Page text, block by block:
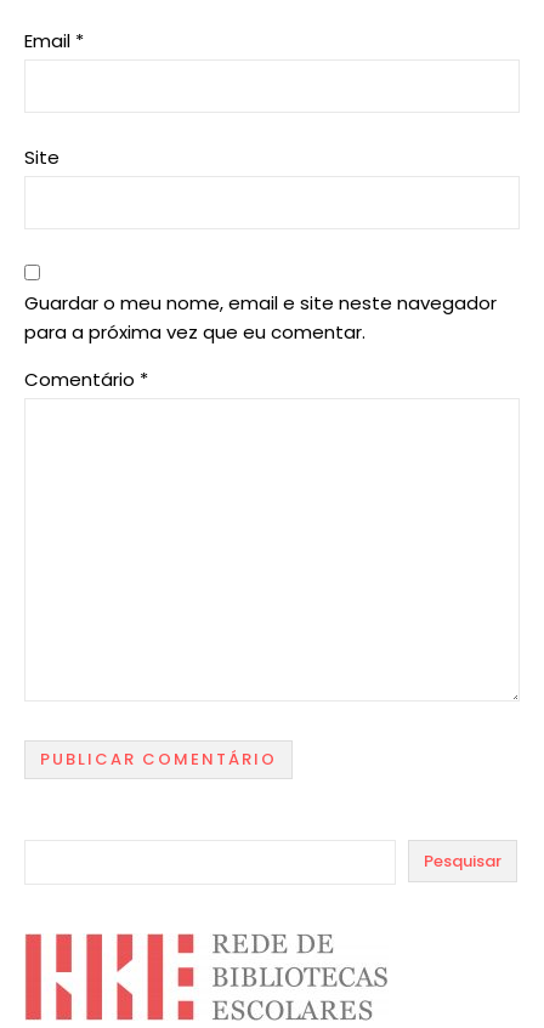
Email *
Site
Guardar o meu nome, email e site neste navegador
para a próxima vez que eu comentar.
Comentário *
Pesquisar